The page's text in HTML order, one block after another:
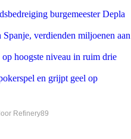
burgemeester Depla
verdienden miljoenen aan
hoogste niveau in ruim drie
en grijpt geel op
Refinery89